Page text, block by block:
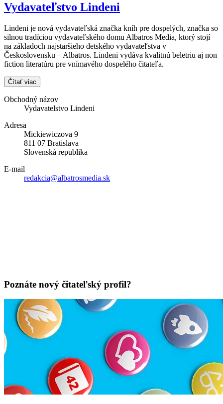
Vydavateľstvo Lindeni
Lindeni je nová vydavateľská značka kníh pre dospelých, značka so
silnou tradíciou vydavateľského domu Albatros Media, ktorý stojí
na základoch najstaršieho detského vydavateľstva v
Československu – Albatros. Lindeni vydáva kvalitnú beletriu aj non
fiction literatúru pre vnímavého dospelého čitateľa.
Čítať viac
Obchodný názov
Vydavatelstvo Lindeni
Adresa
Mickiewiczova 9
811 07 Bratislava
Slovenská republika
E-mail
redakcia@albatrosmedia.sk
Poznáte nový čitateľský profil?